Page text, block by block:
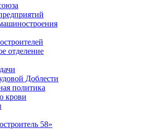
отделение
Доблести
политика
крови
58»